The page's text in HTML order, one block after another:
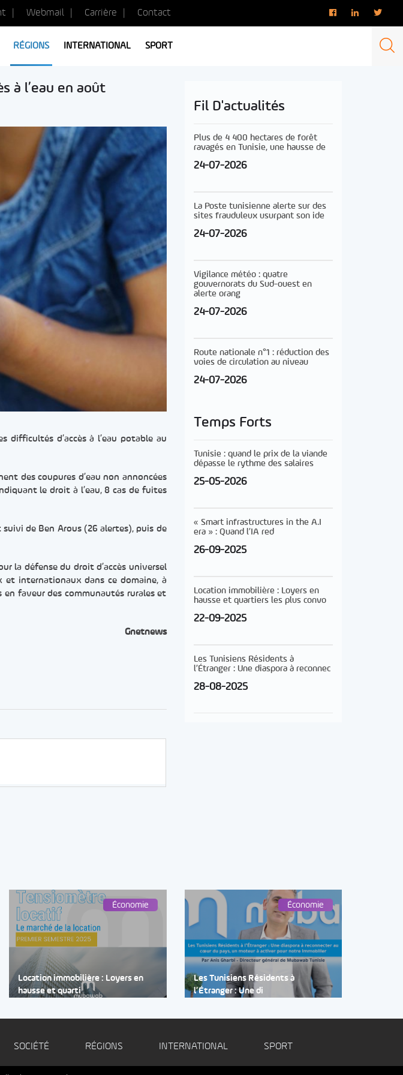
Webmail Carrière Contact
RÉGIONS INTERNATIONAL SPORT
à l’eau en août
difficultés d’accès à l’eau potable au
des coupures d’eau non annoncées
le droit à l’eau, 8 cas de fuites
de Ben Arous (26 alertes), puis de
la défense du droit d’accès universel
et internationaux dans ce domaine, à
en faveur des communautés rurales et
Gnetnews
Fil D'actualités
Plus de 4 400 hectares de forêt
ravagés en Tunisie, une hausse de
24-07-2026
La Poste tunisienne alerte sur des
sites frauduleux usurpant son ide
24-07-2026
Vigilance météo : quatre
gouvernorats du Sud-ouest en
alerte orang
24-07-2026
Route nationale n°1 : réduction des
voies de circulation au niveau
24-07-2026
Temps Forts
Tunisie : quand le prix de la viande
dépasse le rythme des salaires
25-05-2026
« Smart infrastructures in the A.I
era » : Quand l’IA red
26-09-2025
Location immobilière : Loyers en
hausse et quartiers les plus convo
22-09-2025
Les Tunisiens Résidents à
l’Étranger : Une diaspora à reconnec
28-08-2025
Économie
Location immobilière : Loyers en
hausse et quarti
Économie
Les Tunisiens Résidents à
l’Étranger : Une di
SOCIÉTÉ RÉGIONS INTERNATIONAL SPORT